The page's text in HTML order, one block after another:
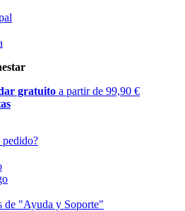
gratuito a partir de 99,90 €
pedido?
de "Ayuda y Soporte"